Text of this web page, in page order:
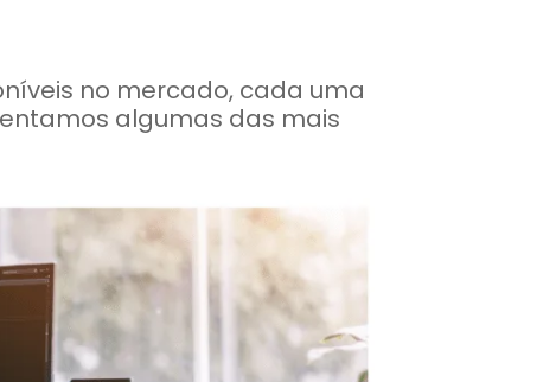
no mercado, cada uma
algumas das mais